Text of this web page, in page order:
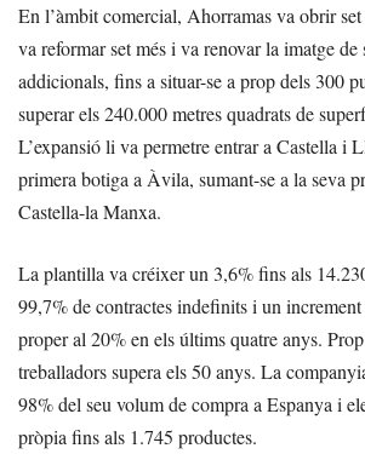
En l’àmbit comercial, Ahorramas va obrir set
va reformar set més i va renovar la imatge de
addicionals, fins a situar-se a prop dels 300
superar els 240.000 metres quadrats de
L’expansió li va permetre entrar a Castella i
primera botiga a Àvila, sumant-se a la seva
Castella-la Manxa.
La plantilla va créixer un 3,6% fins als
99,7% de contractes indefinits i un
proper al 20% en els últims quatre anys.
treballadors supera els 50 anys. La
98% del seu volum de compra a Espanya i
pròpia fins als 1.745 productes.